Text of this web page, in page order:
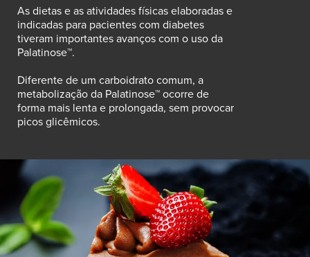
As dietas e as atividades físicas elaboradas e
indicadas para pacientes com diabetes
tiveram importantes avanços com o uso da
Palatinose™.
Diferente de um carboidrato comum, a
metabolização da Palatinose™ ocorre de
forma mais lenta e prolongada, sem provocar
picos glicêmicos.